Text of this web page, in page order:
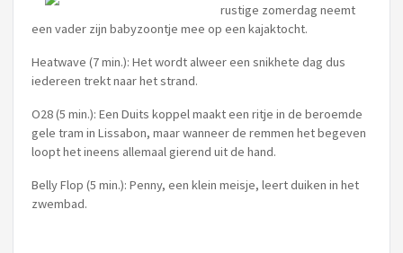
rustige zomerdag neemt
een vader zijn babyzoontje mee op een kajaktocht.
Heatwave (7 min.): Het wordt alweer een snikhete dag dus
iedereen trekt naar het strand.
O28 (5 min.): Een Duits koppel maakt een ritje in de beroemde
gele tram in Lissabon, maar wanneer de remmen het begeven
loopt het ineens allemaal gierend uit de hand.
Belly Flop (5 min.): Penny, een klein meisje, leert duiken in het
zwembad.